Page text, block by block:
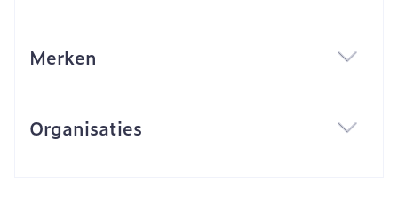
Merken
Organisaties